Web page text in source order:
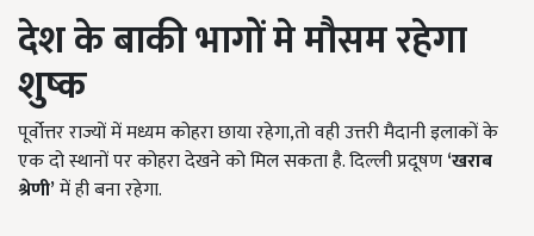
देश के बाकी भागों मे मौसम रहेगा
शुष्क
पूर्वोत्तर राज्यों में मध्यम कोहरा छाया रहेगा,तो वही उत्तरी मैदानी इलाकों के
एक दो स्थानों पर कोहरा देखने को मिल सकता है.दिल्ली प्रदूषण‘खराब
श्रेणी’में ही बना रहेगा.